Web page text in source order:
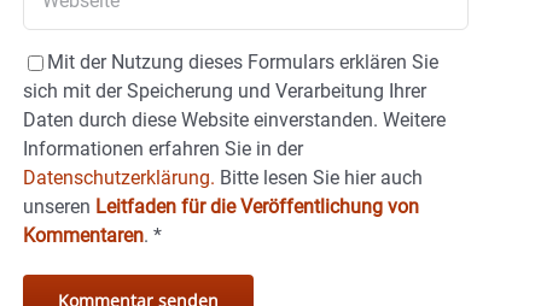
Mit der Nutzung dieses Formulars erklären Sie
sich mit der Speicherung und Verarbeitung Ihrer
Daten durch diese Website einverstanden. Weitere
Informationen erfahren Sie in der
Datenschutzerklärung. Bitte lesen Sie hier auch
unseren Leitfaden für die Veröffentlichung von
Kommentaren. *